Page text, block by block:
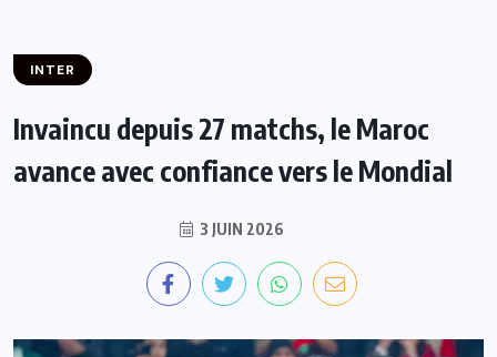
INTER
Invaincu depuis 27 matchs, le Maroc
avance avec confiance vers le Mondial
3 JUIN 2026